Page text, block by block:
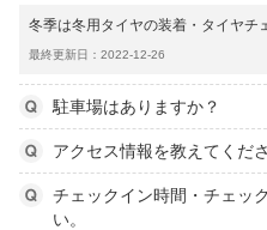
冬季は冬用タイヤの装着・タイヤチ
最終更新日：2022-12-26
駐車場はありますか？
アクセス情報を教えてくださ
チェックイン時間・チェッ
い。